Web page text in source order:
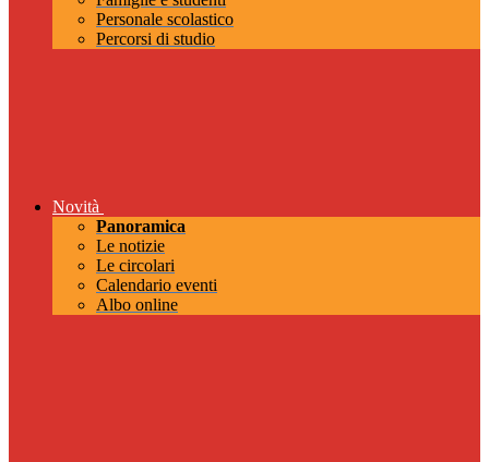
Personale scolastico
Percorsi di studio
Novità
Panoramica
Le notizie
Le circolari
Calendario eventi
Albo online